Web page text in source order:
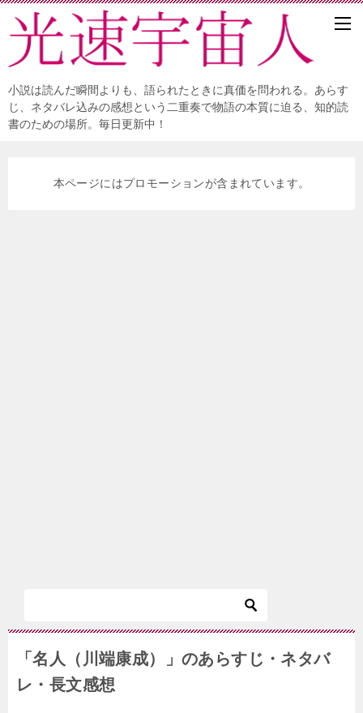
小説は読んだ瞬間よりも、語られたときに真価を問われる。あらす
じ、ネタバレ込みの感想という二重奏で物語の本質に迫る、知的読
書のための場所。毎日更新中！
本ページにはプロモーションが含まれています。
「名人（川端康成）」のあらすじ・ネタバ
レ・長文感想